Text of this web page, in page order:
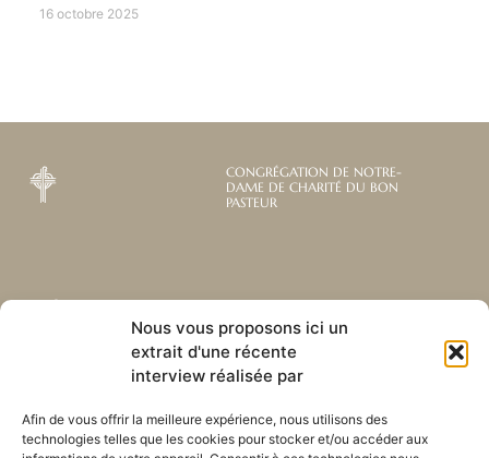
Nous vous proposons ici un
extrait d'une récente
interview réalisée par
Afin de vous offrir la meilleure expérience, nous utilisons des
technologies telles que les cookies pour stocker et/ou accéder aux
16 octobre 2025
CONGRÉGATION DE NOTRE-
DAME DE CHARITÉ DU BON
PASTEUR
Abonnez-vous à notre
newsletter mensuelle
Recevez les dernières nouvelles
nos ministères à travers le monde.
Liens utiles
Envoyez-nous votre
Plan du site